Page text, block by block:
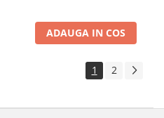
ADAUGA IN COS
1 2